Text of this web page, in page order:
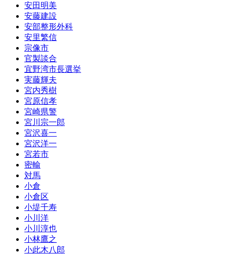
安田明美
安藤建設
安部整形外科
安里繁信
宗像市
官製談合
宜野湾市長選挙
実藤輝夫
宮内秀樹
宮原信孝
宮崎県警
宮川宗一郎
宮沢喜一
宮沢洋一
宮若市
密輸
対馬
小倉
小倉区
小堤千寿
小川洋
小川淳也
小林鷹之
小此木八郎